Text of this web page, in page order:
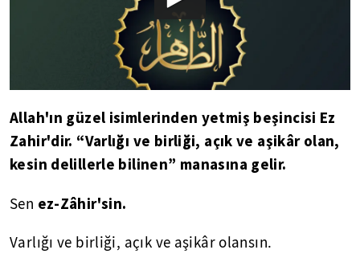
Allah'ın güzel isimlerinden yetmiş beşincisi Ez
Zahir'dir. “Varlığı ve birliği, açık ve aşikâr olan,
kesin delillerle bilinen” manasına gelir.
Sen ez-Zâhir'sin.
Varlığı ve birliği, açık ve aşikâr olansın.